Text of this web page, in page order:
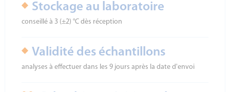
Stockage au laboratoire
conseillé à 3 (±2) °C dès réception
Validité des échantillons
analyses à effectuer dans les 9 jours après la date d'envoi